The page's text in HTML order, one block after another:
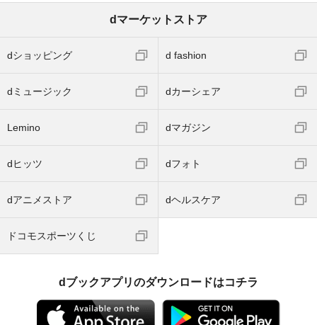
dマーケットストア
dショッピング d fashion
dミュージック dカーシェア
Lemino dマガジン
dヒッツ dフォト
dアニメストア dヘルスケア
ドコモスポーツくじ
dブックアプリのダウンロードはコチラ